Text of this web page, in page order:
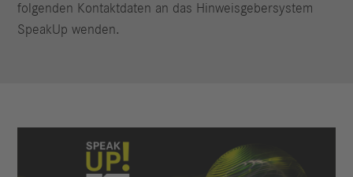
folgenden Kontaktdaten an das Hinweisgebersystem
SpeakUp wenden.